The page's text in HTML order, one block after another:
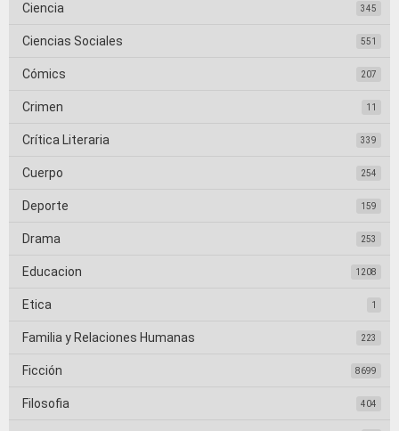
Ciencia 345
Ciencias Sociales 551
Cómics 207
Crimen 11
Crítica Literaria 339
Cuerpo 254
Deporte 159
Drama 253
Educacion 1208
Etica 1
Familia y Relaciones Humanas 223
Ficción 8699
Filosofia 404